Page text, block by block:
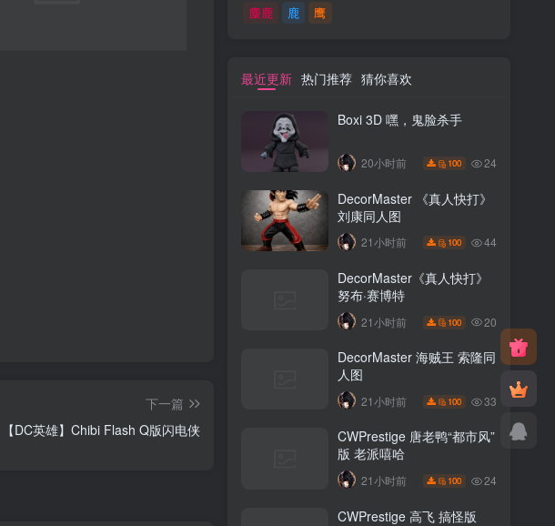
下一篇
【DC英雄】Chibi Flash Q版闪电侠
麋鹿
鹿 鹰
最近更新 热门推荐 猜你喜欢
Boxi 3D 嘿，鬼脸杀手
20小时前 100 24
DecorMaster 《真人快打》
刘康同人图
21小时前 100 44
DecorMaster《真人快打》
努布·赛博特
21小时前 100 20
DecorMaster 海贼王 索隆同
人图
21小时前 100 33
CWPrestige 唐老鸭“都市风”
版 老派嘻哈
21小时前 100 24
CWPrestige 高飞 搞怪版